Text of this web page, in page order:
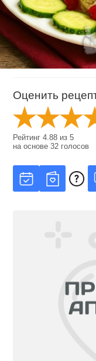
Оценить
Рейтинг4.88 из5
на основе32 голосов